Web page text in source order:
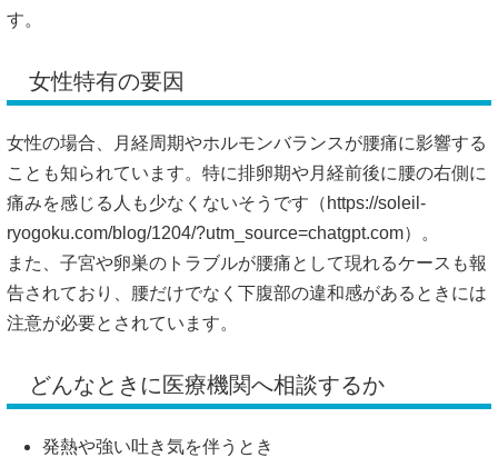
す。
女性特有の要因
女性の場合、月経周期やホルモンバランスが腰痛に影響する
ことも知られています。特に排卵期や月経前後に腰の右側に
痛みを感じる人も少なくないそうです（ https://soleil-
ryogoku.com/blog/1204/?utm_source=chatgpt.com）。
また、子宮や卵巣のトラブルが腰痛として現れるケースも報
告されており、腰だけでなく下腹部の違和感があるときには
注意が必要とされています。
どんなときに医療機関へ相談するか
発熱や強い吐き気を伴うとき